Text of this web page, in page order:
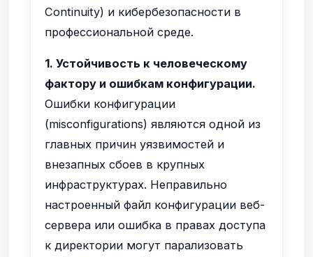
Continuity) и кибербезопасности в
профессиональной среде.
1. Устойчивость к человеческому
фактору и ошибкам конфигурации.
Ошибки конфигурации
(misconfigurations) являются одной из
главных причин уязвимостей и
внезапных сбоев в крупных
инфраструктурах. Неправильно
настроенный файл конфигурации веб-
сервера или ошибка в правах доступа
к директории могут парализовать